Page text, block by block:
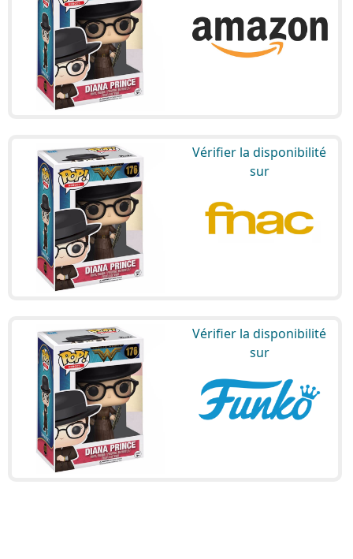
Vérifier la disponibilité
sur
Vérifier la disponibilité
sur